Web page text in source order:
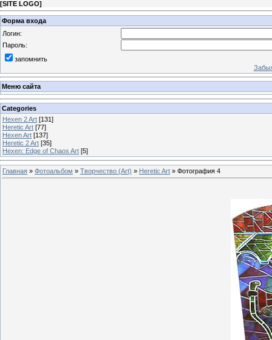
[SITE LOGO]
Форма входа
Логин:
Пароль:
запомнить
Меню сайта
Categories
Hexen 2 Art [131]
Heretic Art [77]
Hexen Art [137]
Heretic 2 Art [35]
Hexen: Edge of Chaos Art [5]
Главная » Фотоальбом » Творчество (Art) » Heretic Art » Фотография 4